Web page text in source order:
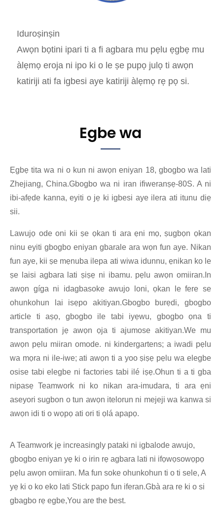
Iduroṣinṣin
Awọn bọtini ipari ti a fi agbara mu pẹlu ẹgbẹ mu
àlẹmọ eroja ni ipo ki o le ṣe pupọ julọ ti awọn
katiriji ati fa igbesi aye katiriji àlẹmọ rẹ pọ si.
Egbe wa
Ẹgbẹ tita wa ni o kun ni awọn eniyan 18, gbogbo wa lati
Zhejiang, China.Gbogbo wa ni iran ifiweranṣẹ-80S. A ni
ibi-afẹde kanna, eyiti o jẹ ki igbesi aye ilera ati itunu diẹ
sii.
Lawujọ ode oni kii ṣe ọkan ti ara ẹni mọ, ṣugbọn ọkan
ninu eyiti gbogbo eniyan gbarale ara wọn fun aye. Nikan
fun aye, kii ṣe mẹnuba ilepa ati wiwa idunnu, ẹnikan ko le
ṣe laisi agbara lati ṣiṣẹ ni ibamu. pẹlu awọn omiiran.In
awọn gíga ni idagbasoke awujo loni, ọkan le fere se
ohunkohun lai isẹpo akitiyan.Gbogbo burẹdi, gbogbo
article ti aṣọ, gbogbo ile tabi iyẹwu, gbogbo ọna ti
transportation jẹ awọn ọja ti ajumose akitiyan.We mu
awọn pẹlu miiran omode. ni kindergartens; a iwadi pẹlu
wa mọra ni ile-iwe; ati awọn ti a yoo ṣiṣẹ pẹlu wa elegbe
osise tabi elegbe ni factories tabi ilé iṣẹ.Ohun ti a ti gba
nipasẹ Teamwork ni ko nikan ara-imudara, ti ara ẹni
aseyori sugbon o tun awọn itelorun ni mejeji wa kanwa si
awọn idi ti o wọpọ ati ori ti ọlá apapọ.
A Teamwork jẹ increasingly pataki ni igbalode awujo,
gbogbo eniyan yẹ ki o irin rẹ agbara lati ni ifọwọsowọpọ
pẹlu awọn omiiran. Ma fun soke ohunkohun ti o ti sele, A
yẹ ki o ko eko lati Stick papo fun iferan.Gbà ara re ki o si
gbagbo rẹ egbe,You are the best.